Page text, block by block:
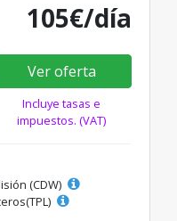
105€/día
Ver oferta
Incluye tasas e
impuestos. (VAT)
(CDW)